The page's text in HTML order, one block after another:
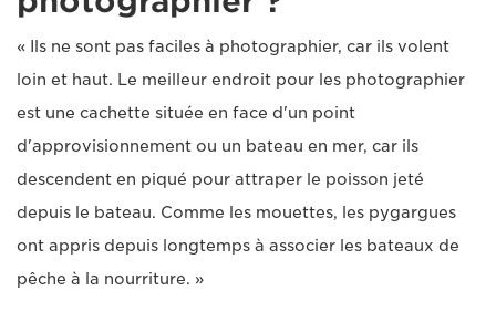
« Ils ne sont pas faciles à photographier, car ils volent
loin et haut. Le meilleur endroit pour les photographier
est une cachette située en face d'un point
d'approvisionnement ou un bateau en mer, car ils
descendent en piqué pour attraper le poisson jeté
depuis le bateau. Comme les mouettes, les pygargues
ont appris depuis longtemps à associer les bateaux de
pêche à la nourriture. »